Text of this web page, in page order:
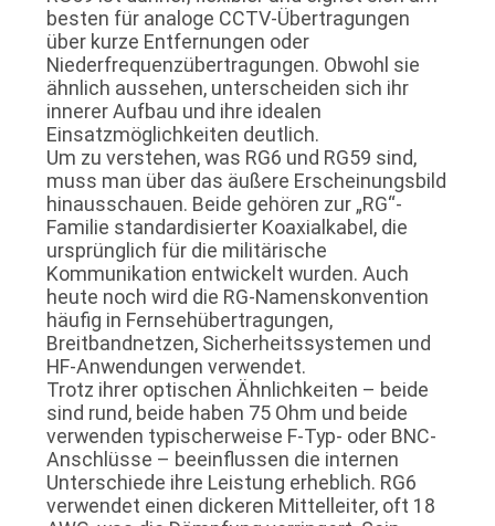
besten für analoge CCTV-Übertragungen
über kurze Entfernungen oder
Niederfrequenzübertragungen. Obwohl sie
ähnlich aussehen, unterscheiden sich ihr
innerer Aufbau und ihre idealen
Einsatzmöglichkeiten deutlich.
Um zu verstehen, was RG6 und RG59 sind,
muss man über das äußere Erscheinungsbild
hinausschauen. Beide gehören zur „RG“-
Familie standardisierter Koaxialkabel, die
ursprünglich für die militärische
Kommunikation entwickelt wurden. Auch
heute noch wird die RG-Namenskonvention
häufig in Fernsehübertragungen,
Breitbandnetzen, Sicherheitssystemen und
HF-Anwendungen verwendet.
Trotz ihrer optischen Ähnlichkeiten – beide
sind rund, beide haben 75 Ohm und beide
verwenden typischerweise F-Typ- oder BNC-
Anschlüsse – beeinflussen die internen
Unterschiede ihre Leistung erheblich. RG6
verwendet einen dickeren Mittelleiter, oft 18